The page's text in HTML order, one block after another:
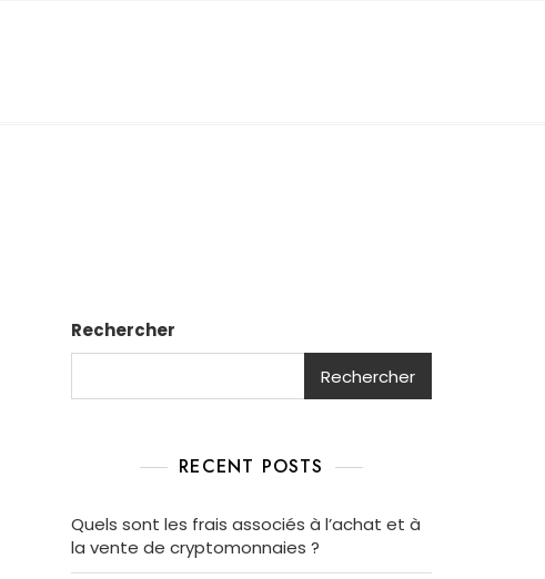
Rechercher
Rechercher
RECENT POSTS
Quels sont les frais associés à l’achat et à
la vente de cryptomonnaies ?